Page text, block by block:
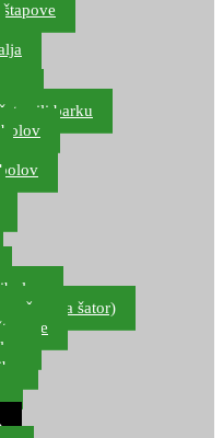
ili barku
ručne, za šator)